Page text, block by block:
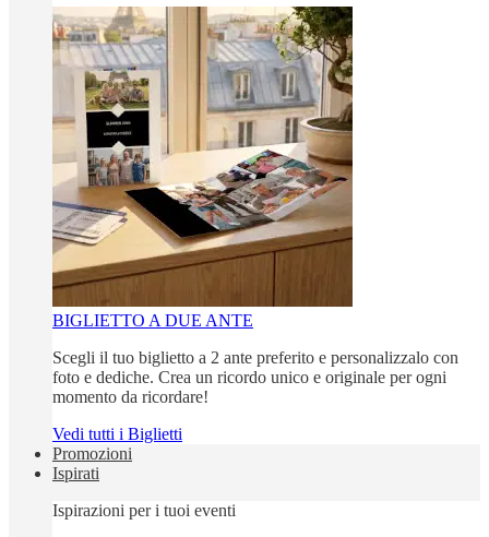
BIGLIETTO A DUE ANTE
Scegli il tuo biglietto a 2 ante preferito e personalizzalo con
foto e dediche. Crea un ricordo unico e originale per ogni
momento da ricordare!
Vedi tutti i Biglietti
Promozioni
Ispirati
Ispirazioni per i tuoi eventi